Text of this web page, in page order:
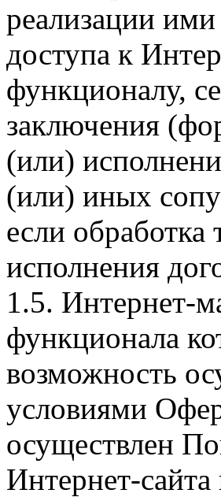
реализации
доступа к
функционалу,
заключения
(или)
(или) иных
если
исполнения
1.5. Интернет-
функционала
возможность
условиями
осуществлен
Интернет-